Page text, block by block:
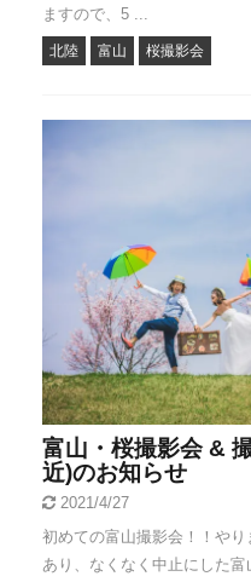
ますので、5 ...
北陸 富山 桜撮影会
富山・桜撮影会 &
近)のお知らせ
2021/4/27
初めての富山撮影会！！や
あり、なくなく中止にした